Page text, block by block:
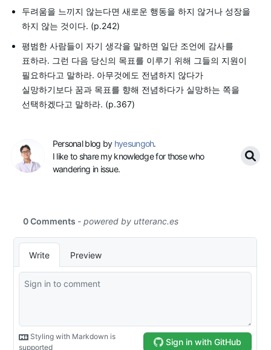
두려움을 느끼지 않는다면 새로운 행동을 하지 않거나 성장을
하지 않는 것이다. (p.242)
평범한 사람들이 자기 생각을 말하면 일단 조언에 감사를
표하라. 그런 다음 당신의 목표를 이루기 위해 그들의 지원이
필요하다고 말하라. 아무것에도 전념하지 않다가
실망하기보다 꿈과 목표를 향해 전념하다가 실망하는 쪽을
선택하겠다고 말하라. (p.367)
Personal blog by hyesungoh.
I like to share my knowledge for those who
wandering in issue.